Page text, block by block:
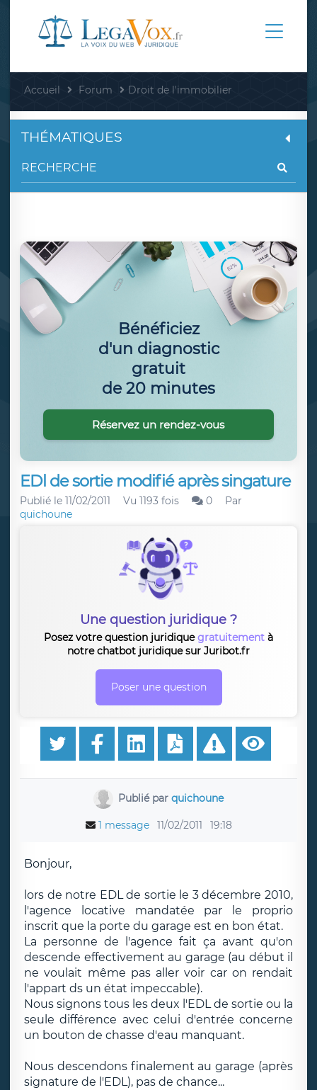
Accueil Forum Droit de l'immobilier
EDl de sortie modifié après singature
Publié le 11/02/2011 Vu 1193 fois 0
Par
quichoune
Une question juridique ?
Posez votre question juridiquegratuitement à
notre chatbot juridique sur Juribot.fr
Poser une question
Publié parquichoune
1 message 11/02/2011 19:18
Bonjour,
lors de notre EDL de sortie le 3 décembre 2010,
l'agence locative mandatée par le proprio
inscrit que la porte du garage est en bon état.
La personne de l'agence fait ça avant qu'on
descende effectivement au garage (au début il
ne voulait même pas aller voir car on rendait
l'appart ds un état impeccable).
Nous signons tous les deux l'EDL de sortie ou la
seule différence avec celui d'entrée concerne
un bouton de chasse d'eau manquant.
Nous descendons finalement au garage (après
signature de l'EDL), pas de chance...
THÉMATIQUES
Bénéficiez
d'un diagnostic
gratuit
de 20 minutes
Réservez un rendez-vous